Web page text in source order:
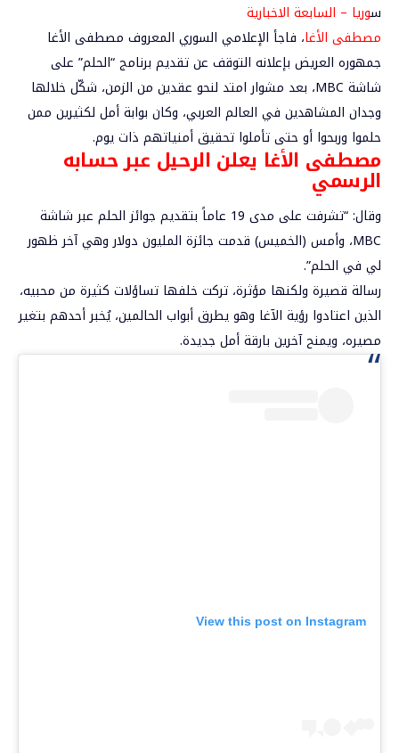
سوريا – السابعة الاخبارية
مصطفى الأغا، فاجأ الإعلامي السوري المعروف مصطفى الأغا
جمهوره العريض بإعلانه التوقف عن تقديم برنامج “الحلم” على
شاشة MBC، بعد مشوار امتد لنحو عقدين من الزمن، شكّل خلالها
وجدان المشاهدين في العالم العربي، وكان بوابة أمل لكثيرين ممن
حلموا وربحوا أو حتى تأملوا تحقيق أمنياتهم ذات يوم.
مصطفى الأغا يعلن الرحيل عبر حسابه
الرسمي
وقال: “تشرفت على مدى 19 عاماً بتقديم جوائز ⁧‫الحلم‬⁩ عبر شاشة
MBC، وأمس (الخميس) قدمت جائزة ⁧المليون دولار‬⁩ وهي آخر ظهور
لي في الحلم”.
رسالة قصيرة ولكنها مؤثرة، تركت خلفها تساؤلات كثيرة من محبيه،
الذين اعتادوا رؤية الآغا وهو يطرق أبواب الحالمين، يُخبر أحدهم بتغير
مصيره، ويمنح آخرين بارقة أمل جديدة.
View this post on Instagram